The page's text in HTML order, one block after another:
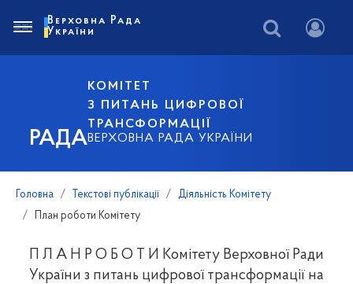
РАДА
КОМІТЕТ
З ПИТАНЬ ЦИФРОВОЇ
ТРАНСФОРМАЦІЇ
ВЕРХОВНА РАДА УКРАЇНИ
Верховна Рада
України
Головна Текстові публікації
Діяльність Комітету
План роботи Комітету
П Л А Н Р О Б О Т И Комітету Верховної Ради
України з питань цифрової трансформації на